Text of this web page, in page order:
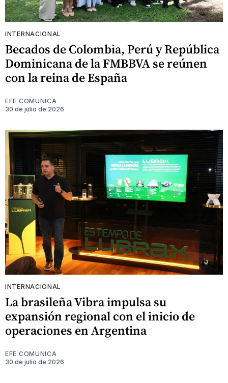
INTERNACIONAL
Becados de Colombia, Perú y República
Dominicana de la FMBBVA se reúnen
con la reina de España
EFE COMUNICA
30 de julio de 2026
INTERNACIONAL
La brasileña Vibra impulsa su
expansión regional con el inicio de
operaciones en Argentina
EFE COMUNICA
30 de julio de 2026